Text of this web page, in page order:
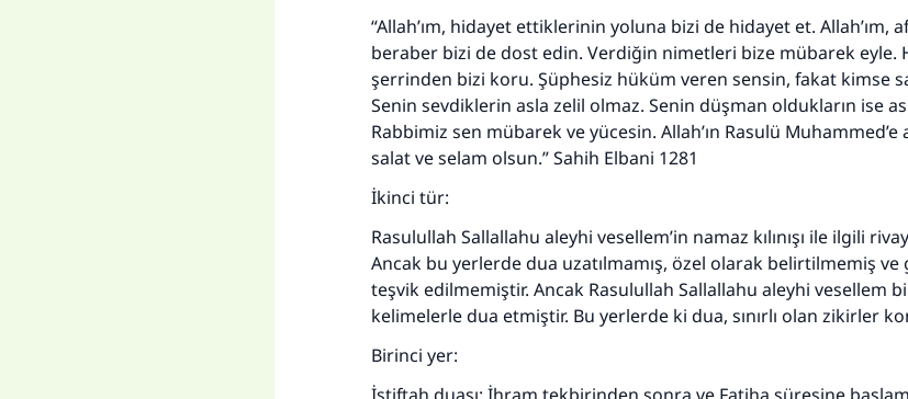
“Allah’ım, hidayet ettiklerinin yoluna bizi de hidayet et. Allah’ım,
beraber bizi de dost edin. Verdiğin nimetleri bize mübarek eyle.
şerrinden bizi koru. Şüphesiz hüküm veren sensin, fakat kimse
Senin sevdiklerin asla zelil olmaz. Senin düşman oldukların ise
Rabbimiz sen mübarek ve yücesin. Allah’ın Rasulü Muhammed’e
salat ve selam olsun.” Sahih Elbani 1281
İkinci tür:
Rasulullah Sallallahu aleyhi vesellem’in namaz kılınışı ile ilgili
Ancak bu yerlerde dua uzatılmamış, özel olarak belirtilmemiş
teşvik edilmemiştir. Ancak Rasulullah Sallallahu aleyhi vesellem
kelimelerle dua etmiştir. Bu yerlerde ki dua, sınırlı olan zikirler
Birinci yer: